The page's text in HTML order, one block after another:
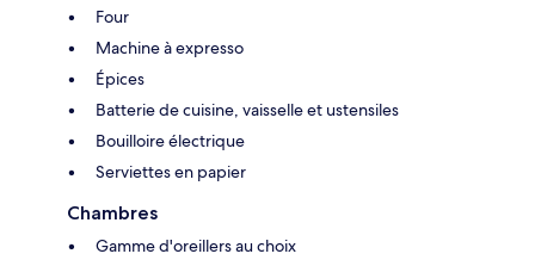
Four
Machine à expresso
Épices
Batterie de cuisine, vaisselle et ustensiles
Bouilloire électrique
Serviettes en papier
Chambres
Gamme d'oreillers au choix